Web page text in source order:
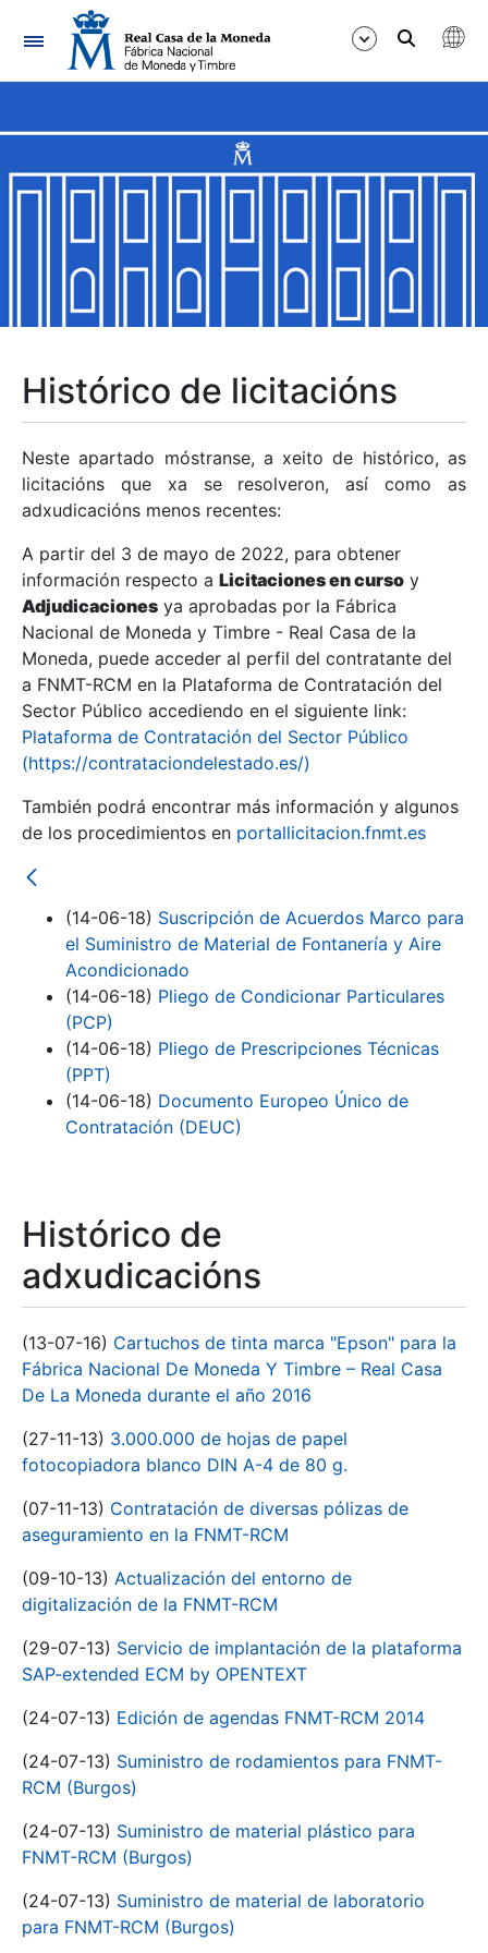
Navegación
Mostrar/Ocultar
Mostrar/Ocultar
Mostrar/Ocultar
Mostrar/Ocultar
Mostrar/Ocultar
Mostrar/Ocultar
Histórico de licitacións
Neste apartado móstranse, a xeito de histórico, as
licitacións que xa se resolveron, así como as
adxudicacións menos recentes:
A partir del 3 de mayo de 2022, para obtener
información respecto a Licitaciones en curso y
Adjudicaciones ya aprobadas por la Fábrica
Nacional de Moneda y Timbre - Real Casa de la
Moneda, puede acceder al perfil del contratante del
a FNMT-RCM en la Plataforma de Contratación del
Sector Público accediendo en el siguiente link:
Plataforma de Contratación del Sector Público
(https://contrataciondelestado.es/)
También podrá encontrar más información y algunos
de los procedimientos en portallicitacion.fnmt.es
(14-06-18) Suscripción de Acuerdos Marco para
el Suministro de Material de Fontanería y Aire
Acondicionado
(14-06-18) Pliego de Condicionar Particulares
(PCP)
(14-06-18) Pliego de Prescripciones Técnicas
(PPT)
(14-06-18) Documento Europeo Único de
Contratación (DEUC)
Histórico de
adxudicacións
(13-07-16) Cartuchos de tinta marca "Epson" para la
Fábrica Nacional De Moneda Y Timbre – Real Casa
De La Moneda durante el año 2016
(27-11-13) 3.000.000 de hojas de papel
fotocopiadora blanco DIN A-4 de 80 g.
(07-11-13) Contratación de diversas pólizas de
aseguramiento en la FNMT-RCM
(09-10-13) Actualización del entorno de
digitalización de la FNMT-RCM
(29-07-13) Servicio de implantación de la plataforma
SAP-extended ECM by OPENTEXT
(24-07-13) Edición de agendas FNMT-RCM 2014
(24-07-13) Suministro de rodamientos para FNMT-
RCM (Burgos)
(24-07-13) Suministro de material plástico para
FNMT-RCM (Burgos)
(24-07-13) Suministro de material de laboratorio
para FNMT-RCM (Burgos)